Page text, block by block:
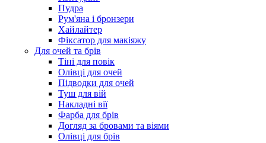
Пудра
Рум'яна і бронзери
Хайлайтер
Фіксатор для макіяжу
Для очей та брів
Тіні для повік
Олівці для очей
Підводки для очей
Туш для вій
Накладні вії
Фарба для брів
Догляд за бровами та віями
Олівці для брів